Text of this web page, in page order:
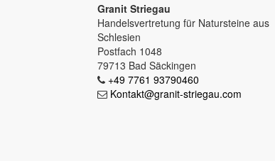
Granit Striegau
Handelsvertretung für Natursteine aus
Schlesien
Postfach 1048
79713 Bad Säckingen
+49 7761 93790460
Kontakt@granit-striegau.com